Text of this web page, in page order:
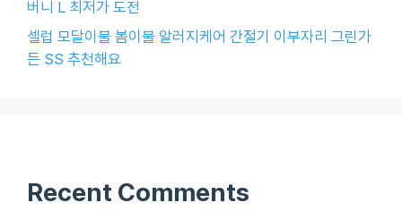
버니 L 최저가 도전
셀럽 모달이불 봄이불 알러지케어 간절기 이부자리 그린가
든 SS 추천해요
Recent Comments